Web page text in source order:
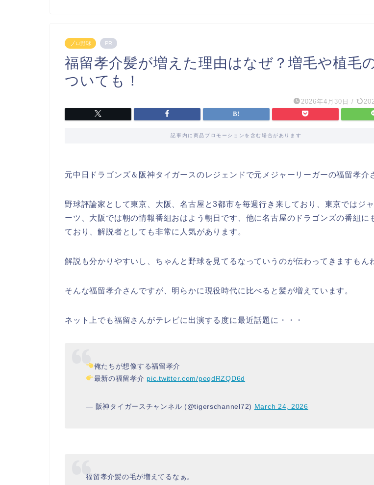
プロ野球 PR
福留孝介髪が増えた理由はなぜ？増毛や植毛
ついても！
2026年4月30日 /
記事内に商品プロモーションを含む場合があります
元中日ドラゴンズ＆阪神タイガースのレジェンドで元メジャーリーガーの福留孝介
野球評論家として東京、大阪、名古屋と3都市を毎週行き来しており、東京ではジ
ーツ、大阪では朝の情報番組おはよう朝日です、他に名古屋のドラゴンズの番組に
ており、解説者としても非常に人気があります。
解説も分かりやすいし、ちゃんと野球を見てるなっていうのが伝わってきますもん
そんな福留孝介さんですが、明らかに現役時代に比べると髪が増えています。
ネット上でも福留さんがテレビに出演する度に最近話題に・・・
俺たちが想像する福留孝介
最新の福留孝介 pic.twitter.com/peqdRZQD6d
— 阪神タイガースチャンネル (@tigerschannel72) March 24, 2026
福留孝介髪の毛が増えてるなぁ。